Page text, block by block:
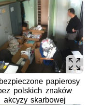
papierosy
polskich znaków
akcyzy skarbowej